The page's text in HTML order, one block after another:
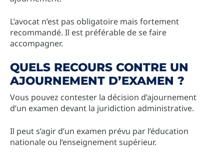
L’avocat n’est pas obligatoire mais fortement
recommandé. Il est préférable de se faire
accompagner.
QUELS RECOURS CONTRE UN
AJOURNEMENT D’EXAMEN ?
Vous pouvez contester la décision d’ajournement
d’un examen devant la juridiction administrative.
Il peut s’agir d’un examen prévu par l’éducation
nationale ou l’enseignement supérieur.